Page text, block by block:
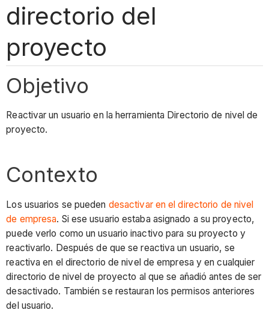
directorio del
proyecto
Objetivo
Reactivar un usuario en la herramienta Directorio de nivel de
proyecto.
Contexto
Los usuarios se pueden desactivar en el directorio de nivel
de empresa. Si ese usuario estaba asignado a su proyecto,
puede verlo como un usuario inactivo para su proyecto y
reactivarlo. Después de que se reactiva un usuario, se
reactiva en el directorio de nivel de empresa y en cualquier
directorio de nivel de proyecto al que se añadió antes de ser
desactivado. También se restauran los permisos anteriores
del usuario.